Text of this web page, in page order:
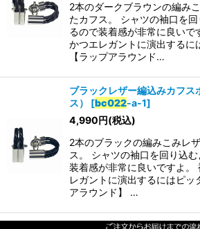
2本のダークブラウンの編み
たカフス。 シャツの袖口を
るので装着感が非常に良いで
かつエレガントに演出するに
【ラップアラウンド…
ブラックレザー編込みカフス
ス）
[bc022-a-1]
4,990円(税込)
2本のブラックの編みこみレ
ス。 シャツの袖口を回り込
装着感が非常に良いですよ。
レガントに演出するにはピッ
アラウンド】 …